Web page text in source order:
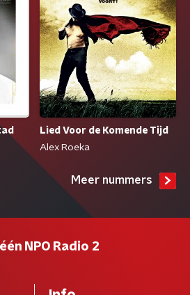
Lied Voor de Komende Tijd
Alex Roeka
Meer nummers
NPO Radio 2